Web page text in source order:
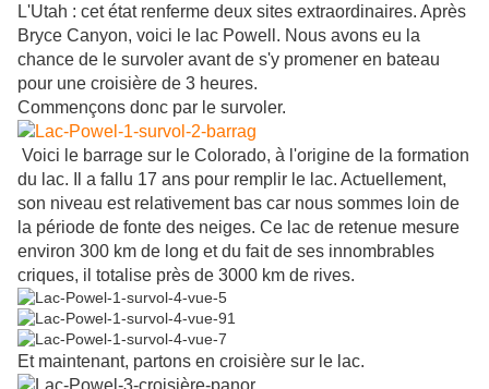
L'Utah : cet état renferme deux sites extraordinaires. Après
Bryce Canyon, voici le lac Powell. Nous avons eu la
chance de le survoler avant de s'y promener en bateau
pour une croisière de 3 heures.
Commençons donc par le survoler.
Voici le barrage sur le Colorado, à l'origine de la formation
du lac. Il a fallu 17 ans pour remplir le lac. Actuellement,
son niveau est relativement bas car nous sommes loin de
la période de fonte des neiges. Ce lac de retenue mesure
environ 300 km de long et du fait de ses innombrables
criques, il totalise près de 3000 km de rives.
Et maintenant, partons en croisière sur le lac.